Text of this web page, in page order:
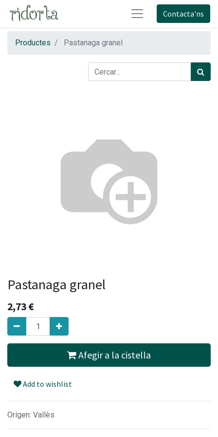
Contacta'ns
Productes Pastanaga granel
Pastanaga granel
2,73€
Afegir a la cistella
Add to wishlist
Orígen: Vallès